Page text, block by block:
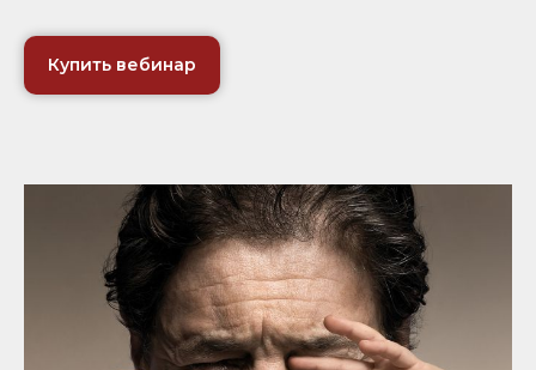
Купить вебинар